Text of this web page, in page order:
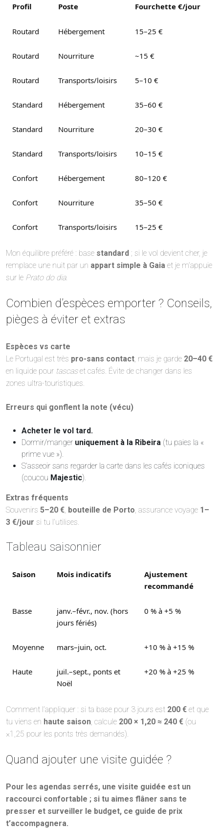
Profil Poste Fourchette €/jour
Routard Hébergement 15–25 €
Routard Nourriture ~15 €
Routard Transports/loisirs 5–10 €
Standard Hébergement 35–60 €
Standard Nourriture 20–30 €
Standard Transports/loisirs 10–15 €
Confort Hébergement 80–120 €
Confort Nourriture 35–50 €
Confort Transports/loisirs 15–25 €
Mon équilibre préféré : base standard ; si le vol devient cher, je
remplace une nuit par un appart simple à Gaia et je m’appuie
sur le Prato do dia.
Combien d’espèces emporter ? Conseils,
pièges à éviter et extras
Espèces vs carte
Le Portugal est très pro-sans contact , mais je garde 20–40 €
en liquide pour tascaset cafés. Évite de changer dans les
zones ultra-touristiques.
Erreurs qui gonflent la note (vécu)
Acheter le vol tard.
Dormir/manger uniquement à la Ribeira (tu paies la «
prime vue »).
S’asseoir sans regarder la carte dans les cafés iconiques
(coucou Majestic).
Extras fréquents
Souvenirs 5–20 € bouteille de Porto , assurance voyage 1–
3 €/jour si tu l’utilises.
Tableau saisonnier
Saison Mois indicatifs
Ajustement
recommandé
Basse
janv.–févr., nov. (hors
jours fériés)
0 % à +5 %
Moyenne mars–juin, oct. +10 % à +15 %
Haute
juil.–sept., ponts et
Noël
+20 % à +25 %
Comment l’appliquer : si ta base pour 3 jours est 200 € et que
tu viens en haute saison , calcule 200 × 1,20 ≈ 240 € (ou
×1,25 pour les ponts très demandés).
Quand ajouter une visite guidée ?
Pour les agendas serrés, une visite guidée est un
raccourci confortable ; si tu aimes flâner sans te
presser et surveiller le budget, ce guide de prix
t’accompagnera.